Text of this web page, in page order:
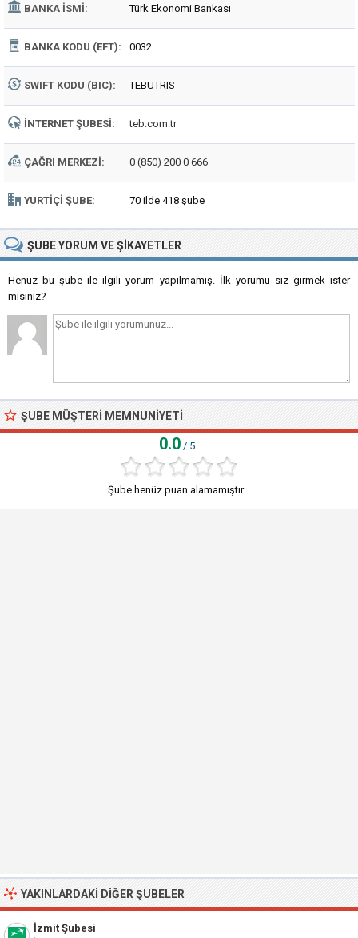
BANKA İSMI: Türk Ekonomi Bankası
BANKA KODU (EFT): 0032
SWIFT KODU (BIC): TEBUTRIS
İNTERNET ŞUBESI: teb.com.tr
ÇAĞRI MERKEZI: 0 (850) 200 0 666
YURTIÇI ŞUBE: 70 ilde 418 şube
ŞUBEYORUM VE ŞIKAYETLER
Henüz bu şube ile ilgili yorum yapılmamış. İlk yorumu siz girmek ister
misiniz?
ŞUBE MÜŞTERI MEMNUNIYETI
0.0 / 5
Şube henüz puan alamamıştır...
YAKINLARDAKI DIĞER ŞUBELER
İzmit Şubesi